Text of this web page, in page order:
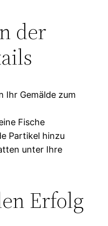
der
Ihr Gemälde zum
Fische
Partikel hinzu
unter Ihre
Erfolg